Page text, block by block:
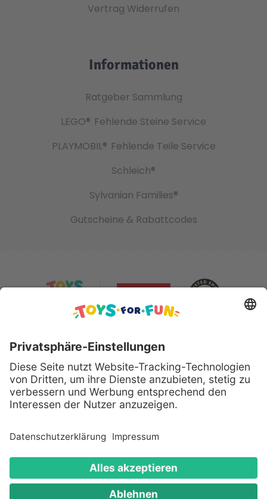
Vertrag Widerrufen
Informationen
Ratgeber Sammlung
LEGO® Fehlende Steine Service
PLAYMOBIL® Fehlende Teile Service
Schleich®
Sylvanian Families®
Gutscheine & Rabattcodes
Sicher bezahlen mit:
Alle genannten Produkte und Logos sind eingetragene
Warenzeichen der jeweiligen Hersteller.
Copyright © 2008 - 2026 Toys for Fun GmbH - Alle
Rechte vorbehalten